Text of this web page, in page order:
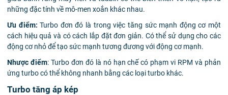
những đặc tính về mô-men xoắn khác nhau.
Ưu điểm: Turbo đơn đó là trong việc tăng sức mạnh động cơ một
cách hiệu quả và có cách lắp đặt đơn giản. Có thể sử dụng cho các
động cơ nhỏ để tạo sức mạnh tương đương với động cơ mạnh.
Nhược điểm: Turbo đơn đó là nó hạn chế có phạm vi RPM và phản
ứng turbo có thể không nhanh bằng các loại turbo khác.
Turbo tăng áp kép